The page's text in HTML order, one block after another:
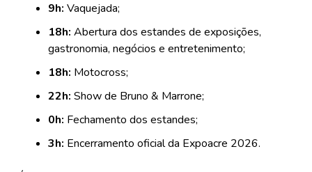
9h: Vaquejada;
18h: Abertura dos estandes de exposições,
gastronomia, negócios e entretenimento;
18h: Motocross;
22h: Show de Bruno & Marrone;
0h: Fechamento dos estandes;
3h: Encerramento oficial da Expoacre 2026.